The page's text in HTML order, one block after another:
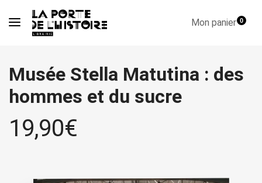
Mon panier0
Musée Stella Matutina : des
hommes et du sucre
19,90€